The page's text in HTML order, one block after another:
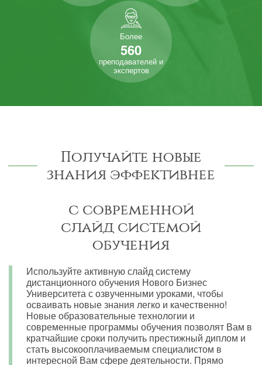
Более
560
преподавателей и
экспертов
Получайте новые
знания эффективнее
с современной
слайд системой
обучения
Используйте активную слайд систему
дистанционного обучения Нового Бизнес
Университета с озвученными уроками, чтобы
осваивать новые знания легко и качественно!
Новые образовательные технологии и
современные программы обучения позволят Вам в
кратчайшие сроки получить престижный диплом и
стать высокооплачиваемым специалистом в
интересной Вам сфере деятельности. Прямо